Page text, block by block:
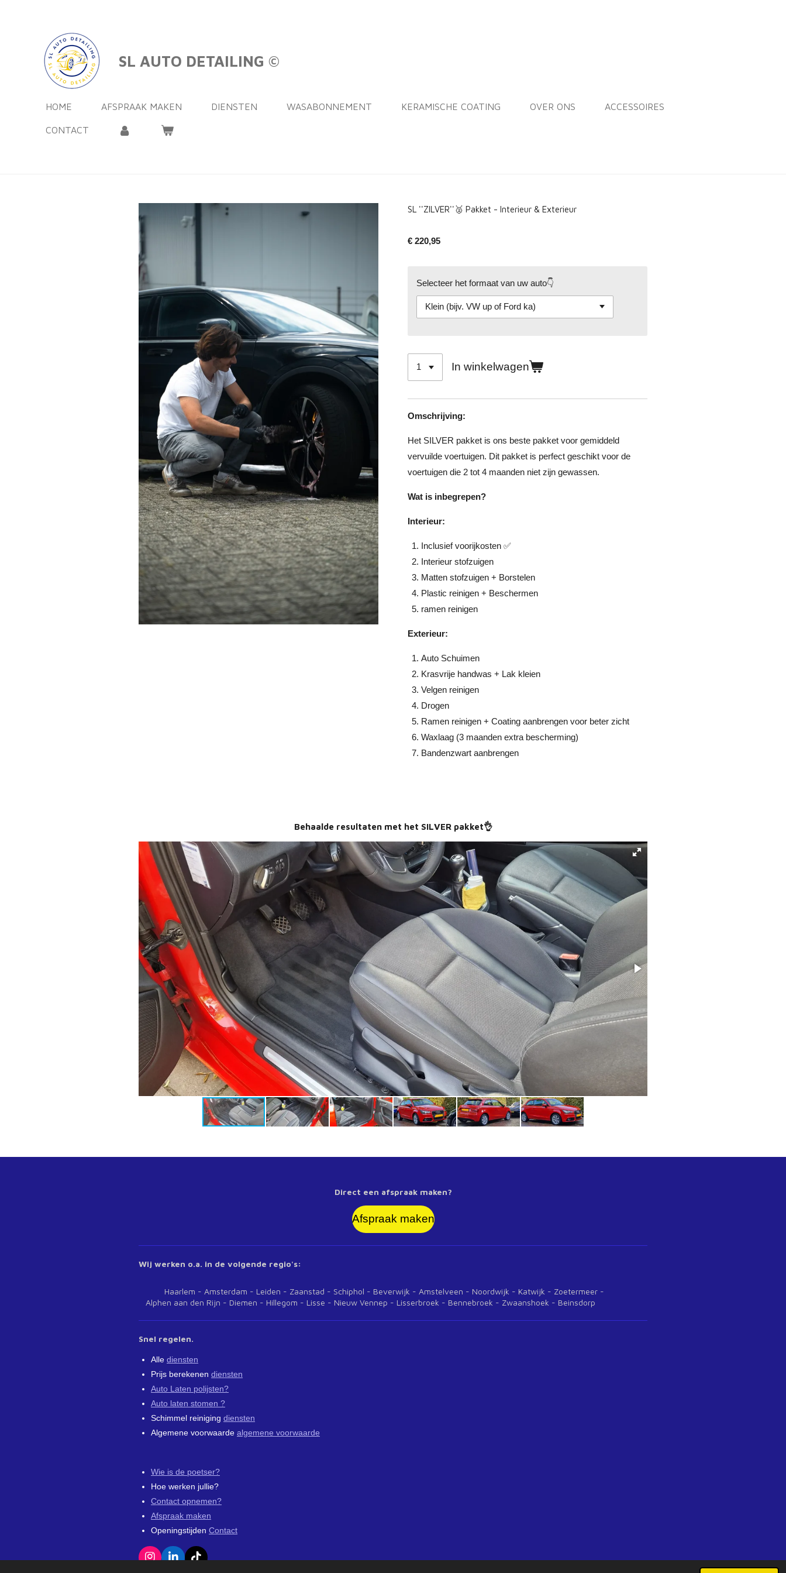
hoofdinhoud
SL AUTO DETAILING ©
HOME AFSPRAAK MAKEN DIENSTEN WASABONNEMENT KERAMISCHE COATING OVER ONS ACCESSOIRES
CONTACT
SL ''ZILVER''🥈 Pakket - Interieur & Exterieur
€ 220,95
Selecteer het formaat van uw auto👇
In winkelwagen
Omschrijving:
Het SILVER pakket is ons beste pakket voor gemiddeld
vervuilde voertuigen. Dit pakket is perfect geschikt voor de
voertuigen die 2 tot 4 maanden niet zijn gewassen.
Wat is inbegrepen?
Interieur:
Inclusief voorijkosten ✅
Interieur stofzuigen
Matten stofzuigen + Borstelen
Plastic reinigen + Beschermen
ramen reinigen
Exterieur:
Auto Schuimen
Krasvrije handwas + Lak kleien
Velgen reinigen
Drogen
Ramen reinigen + Coating aanbrengen voor beter zicht
Waxlaag (3 maanden extra bescherming)
Bandenzwart aanbrengen
Behaalde resultaten met het SILVER pakket👌
Direct een afspraak maken?
Afspraak maken
Wij werken o.a. in de volgende regio's:
Haarlem - Amsterdam - Leiden - Zaanstad - Schiphol - Beverwijk - Amstelveen - Noordwijk - Katwijk - Zoetermeer -
Alphen aan den Rijn - Diemen - Hillegom - Lisse - Nieuw Vennep - Lisserbroek - Bennebroek - Zwaanshoek - Beinsdorp
Snel regelen.
Alle diensten
Prijs berekenen diensten
Auto Laten polijsten?
Auto laten stomen ?
Schimmel reiniging diensten
Algemene voorwaarde algemene voorwaarde
Wie is de poetser?
Hoe werken jullie?
Contact opnemen?
Afspraak maken
Openingstijden Contact
I
L
T